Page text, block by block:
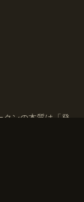
クンの本質は「発